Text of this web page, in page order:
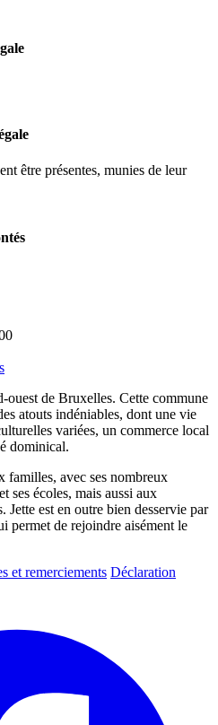
être présentes, munies de leur
ouest de Bruxelles. Cette commune
atouts indéniables, dont une vie
variées, un commerce local
dominical.
familles, avec ses nombreux
ses écoles, mais aussi aux
Jette est en outre bien desservie par
permet de rejoindre aisément le
et remerciements Déclaration